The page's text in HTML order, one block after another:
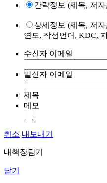
간략정보 (제목, 저
상세정보 (제목, 저
연도, 작성언어, KDC,
수신자 이메일
발신자 이메일
제목
메모
취소 내보내기
내책장담기
닫기